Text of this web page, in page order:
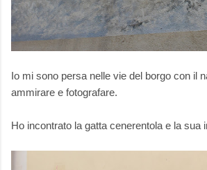
Io mi sono persa nelle vie del borgo con il
ammirare e fotografare.
Ho incontrato la gatta cenerentola e la sua